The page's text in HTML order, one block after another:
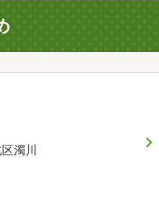
濁川